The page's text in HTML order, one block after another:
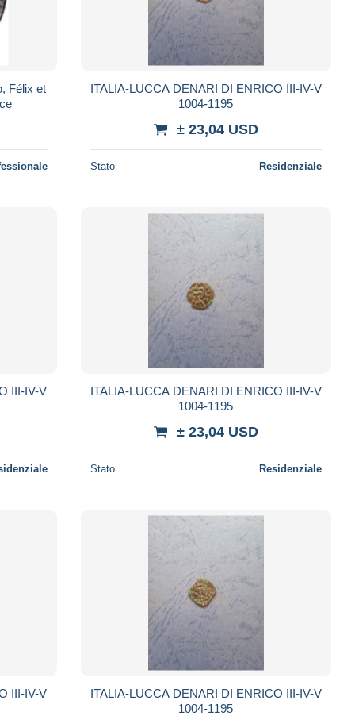
Félix et
ITALIA-LUCCA DENARI DI ENRICO III-IV-V
1004-1195
± 23,04 USD
Stato Residenziale
III-IV-V
ITALIA-LUCCA DENARI DI ENRICO III-IV-V
1004-1195
± 23,04 USD
Stato Residenziale
III-IV-V
ITALIA-LUCCA DENARI DI ENRICO III-IV-V
1004-1195